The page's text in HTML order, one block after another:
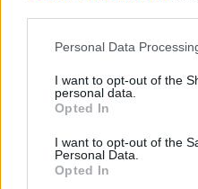
Personal Data
I want to opt-out of the
personal data.
Opted In
I want to opt-out of the
Personal Data.
Opted In
Χανιά: Μάχη με τα κύματα
εκδήλωση για την 3η του